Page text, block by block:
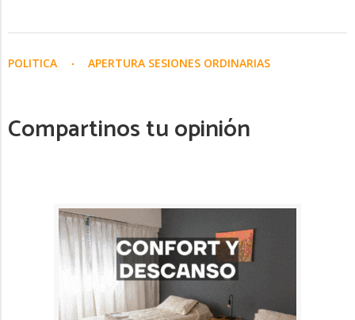
POLITICA APERTURA SESIONES ORDINARIAS
Compartinos tu opinión